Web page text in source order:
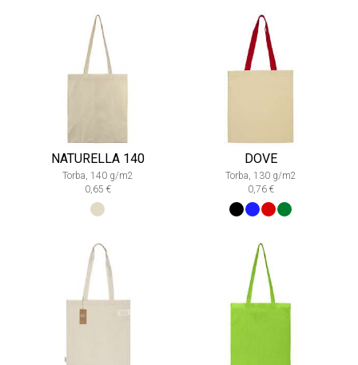
NATURELLA 140
Torba, 140 g/m2
0,65 €
DOVE
Torba, 130 g/m2
0,76 €